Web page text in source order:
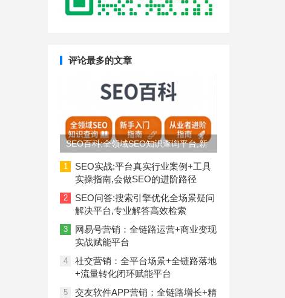
评论最多的文章
SEO百科:全领域SEO知识查询平台,新
手入门到从业者进阶指南
1
SEO实战:平台真实行业案例+工具
实操指南,会做SEO的进阶路径
2
SEO问答:搜索引擎优化全场景疑问
解决平台,专业解答高效检索
3
网易号营销：全链路运营+商业变现
实战赋能平台
4
社交营销：全平台场景+全链路落地
+流量转化闭环赋能平台
5
交友软件APP营销：全链路增长+精